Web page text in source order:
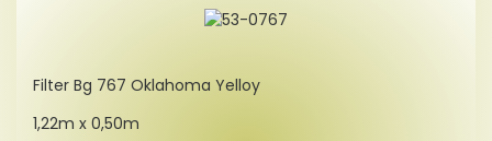
Fil­ter Bg 767 Okla­ho­ma Yelloy
1,22m x 0,50m